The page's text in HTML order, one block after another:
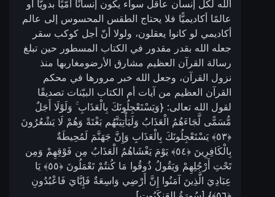
الله لكل إنسان عاقل سواء يكون إنسانًا أمّيًا بدويًّا أو
عالمًا أكاديميًّا فلا يحتاج الطقس المحسوس إلى عالم
أكاديمي لو كانوا يعقلون، ولولا أنّ أجل كوكب سقر
جعله الله بقدر مقدور في الكتاب المسطور حين تبلغ
رسالة القرآن العظيم مشارق الأرضومغاربها منذ
نزول القرآن، وجعل الله خبر مرورها في محكم
القرآن العظيم من آيات أم الكتاب البيّنات تصديقًا
لقول الله تعالى: {وَيَسْتَعْجِلُونَكَ بِالْعَذَابِ ۚ وَلَوْلَا أَجَلٌ
مُّسَمًّى لَّجَاءَهُمُ الْعَذَابُ وَلَيَأْتِيَنَّهُم بَغْتَةً وَهُمْ لَا يَشْعُرُونَ
‎﴿٥٣﴾‏ يَسْتَعْجِلُونَكَ بِالْعَذَابِ وَإِنَّ جَهَنَّمَ لَمُحِيطَةٌ
بِالْكَافِرِينَ ‎﴿٥٤﴾‏ يَوْمَ يَغْشَاهُمُ الْعَذَابُ مِن فَوْقِهِمْ وَمِن
تَحْتِ أَرْجُلِهِمْ وَيَقُولُ ذُوقُوا مَا كُنتُمْ تَعْمَلُونَ ‎﴿٥٥﴾‏ يَا
عِبَادِيَ الَّذِينَ آمَنُوا إِنَّ أَرْضِي وَاسِعَةٌ فَإِيَّايَ فَاعْبُدُونِ